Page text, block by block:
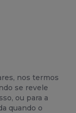
nos termos
se revele
ou para a
quando o